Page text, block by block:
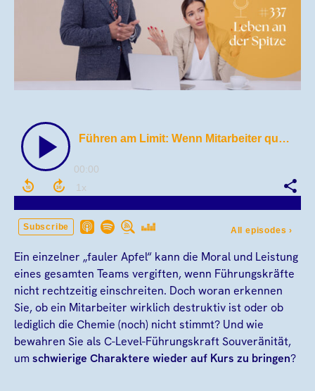
Ein einzelner „fauler Apfel“ kann die Moral und Leistung
eines gesamten Teams vergiften, wenn Führungskräfte
nicht rechtzeitig einschreiten. Doch woran erkennen
Sie, ob ein Mitarbeiter wirklich destruktiv ist oder ob
lediglich die Chemie (noch) nicht stimmt? Und wie
bewahren Sie als C-Level-Führungskraft Souveränität,
umschwierige Charaktere wieder auf Kurs zu bringen?